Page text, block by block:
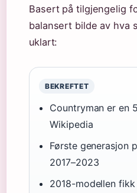
Basert på tilgjengelig
balansert bilde av hva
uklart:
BEKREFTET
Countryman er en
Wikipedia
Første generasjon
2017–2023
2018-modellen